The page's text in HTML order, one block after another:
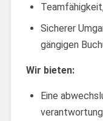
Sicherer
gängigen
Wir bieten:
Eine